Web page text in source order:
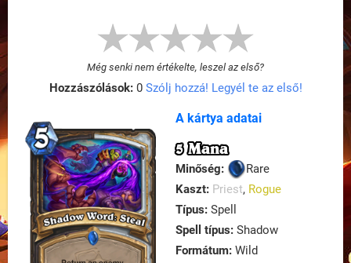
Még senki nem értékelte, leszel az első?
Hozzászólások:0 Szólj hozzá! Legyél te az első!
A kártya adatai
5 Mana
Minőség:
Rare
Kaszt: Priest, Rogue
Típus: Spell
Spell típus: Shadow
Formátum: Wild